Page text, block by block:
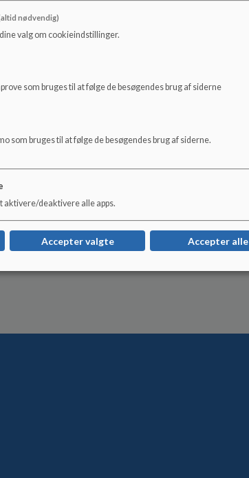
af mødet i februar 2025
af mødet i januar 2025
af mødet i november 2024
at mødet i september 2024
af mødet i august 2024
nødvendig)
valg om cookieindstillinger.
som bruges til at følge de besøgendes brug af siderne
som bruges til at følge de besøgendes brug af siderne.
aktivere/deaktivere alle apps.
Accepter valgte Accepter alle